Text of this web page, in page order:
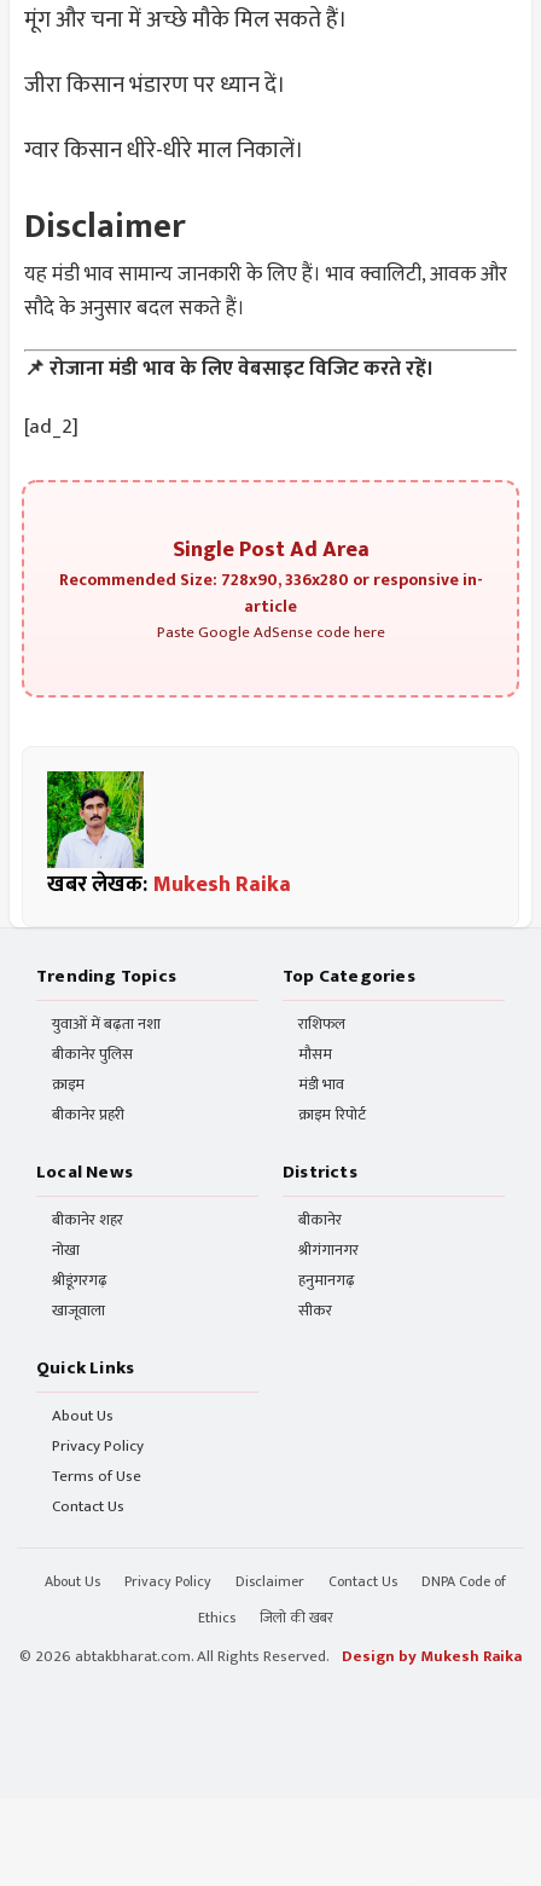
मूंग और चना में अच्छे मौके मिल सकते हैं।
जीरा किसान भंडारण पर ध्यान दें।
ग्वार किसान धीरे-धीरे माल निकालें।
Disclaimer
यह मंडी भाव सामान्य जानकारी के लिए हैं। भाव क्वालिटी, आवक और
सौदे के अनुसार बदल सकते हैं।
📌 रोजाना मंडी भाव के लिए वेबसाइट विजिट करते रहें।
[ad_2]
Single Post Ad Area
Recommended Size: 728x90, 336x280 or responsive in-
article
Paste Google AdSense code here
खबर लेखक: Mukesh Raika
Trending Topics
युवाओं में बढ़ता नशा
बीकानेर पुलिस
क्राइम
बीकानेर प्रहरी
Top Categories
राशिफल
मौसम
मंडी भाव
क्राइम रिपोर्ट
Local News
बीकानेर शहर
नोखा
श्रीडूंगरगढ़
खाजूवाला
Districts
बीकानेर
श्रीगंगानगर
हनुमानगढ़
सीकर
Quick Links
About Us
Privacy Policy
Terms of Use
Contact Us
About Us Privacy Policy Disclaimer Contact Us
DNPA Code of
Ethics
जिलो की खबर
© 2026 abtakbharat.com. All Rights Reserved. Design by Mukesh Raika